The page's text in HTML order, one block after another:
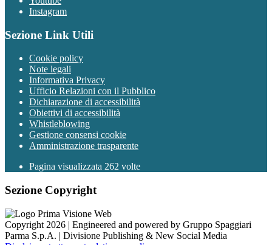
Instagram
Sezione Link Utili
Cookie policy
Note legali
Informativa Privacy
Ufficio Relazioni con il Pubblico
Dichiarazione di accessibilità
Obiettivi di accessibilità
Whistleblowing
Gestione consensi cookie
Amministrazione trasparente
Pagina visualizzata 262 volte
Sezione Copyright
Copyright 2026 | Engineered and powered by Gruppo Spaggiari
Parma S.p.A. | Divisione Publishing & New Social Media